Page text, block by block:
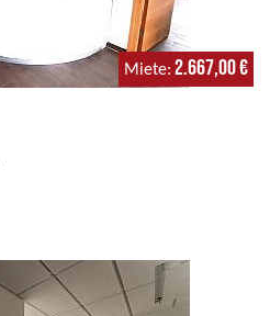
Miete 2.667,00 €